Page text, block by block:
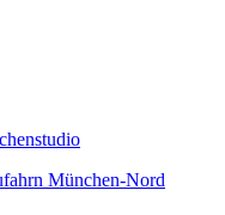
München-Nord